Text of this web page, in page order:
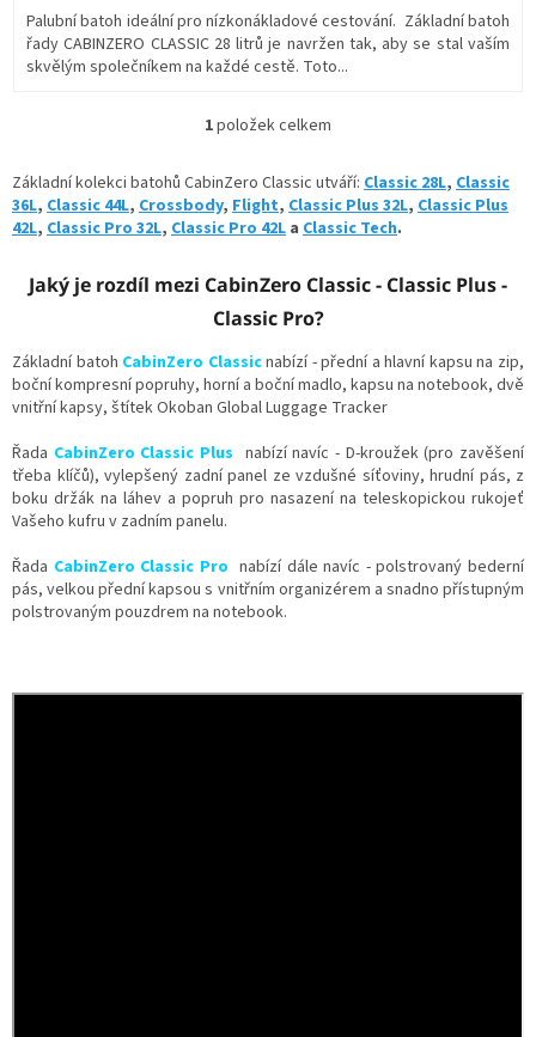
Palubní batoh ideální pro nízkonákladové cestování. Základní batoh
řady CABINZERO CLASSIC 28 litrů je navržen tak, aby se stal vaším
skvělým společníkem na každé cestě. Toto...
O
l
á
d
c
í
p
v
k
y
ý
p
i
1položek celkem
Základní kolekci batohů CabinZero Classic utváří: Classic 28L, Classic
36L, Classic 44L, Crossbody, Flight, Classic Plus 32L, Classic Plus
42L, Classic Pro 32L, Classic Pro 42L a Classic Tech.
Jaký je rozdíl mezi CabinZero Classic - Classic Plus -
Classic Pro?
Základní batoh CabinZero Classicnabízí - přední a hlavní kapsu na zip,
boční kompresní popruhy, horní a boční madlo, kapsu na notebook, dvě
vnitřní kapsy, štítek Okoban Global Luggage Tracker
Řada CabinZero Classic Plus nabízí navíc - D-kroužek (pro zavěšení
třeba klíčů), vylepšený zadní panel ze vzdušné síťoviny, hrudní pás, z
boku držák na láhev a popruh pro nasazení na teleskopickou rukojeť
Vašeho kufru v zadním panelu.
Řada CabinZero Classic Pro nabízí dále navíc - polstrovaný bederní
pás, velkou přední kapsou s vnitřním organizérem a snadno přístupným
polstrovaným pouzdrem na notebook.